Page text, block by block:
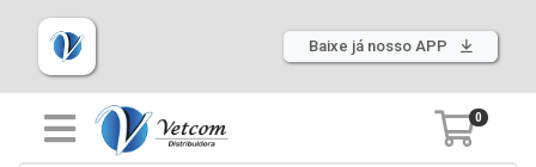
Baixe já nosso APP
0